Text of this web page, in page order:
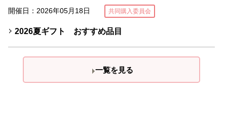
開催日：2026年05月18日 共同購入委員会
2026夏ギフト おすすめ品目
一覧を見る